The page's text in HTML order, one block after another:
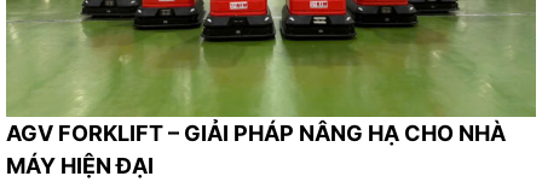
AGV FORKLIFT – GIẢI PHÁP NÂNG HẠ CHO NHÀ
MÁY HIỆN ĐẠI